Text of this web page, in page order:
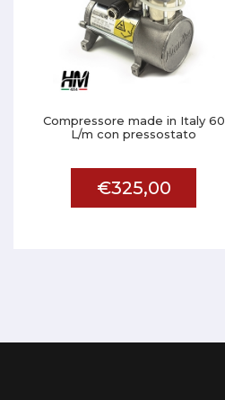
Compressore made in Italy 60
L/m con pressostato
€325,00